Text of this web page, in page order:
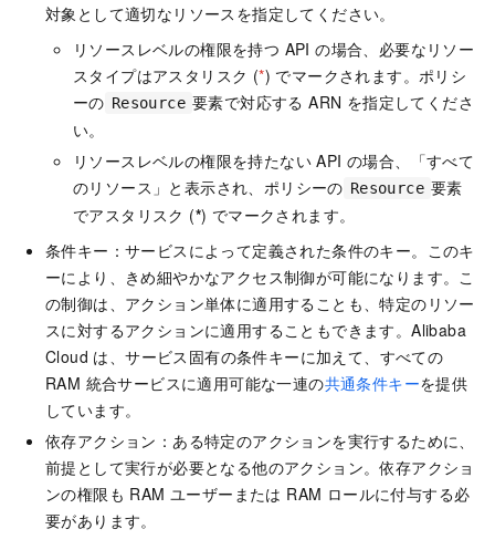
対象として適切なリソースを指定してください。
リソースレベルの権限を持つ API の場合、必要なリソー
スタイプはアスタリスク (*) でマークされます。ポリシ
ーの Resource 要素で対応する ARN を指定してくださ
い。
リソースレベルの権限を持たない API の場合、「すべて
のリソース」と表示され、ポリシーの Resource 要素
でアスタリスク (*) でマークされます。
条件キー：サービスによって定義された条件のキー。このキ
ーにより、きめ細やかなアクセス制御が可能になります。こ
の制御は、アクション単体に適用することも、特定のリソー
スに対するアクションに適用することもできます。Alibaba
Cloud は、サービス固有の条件キーに加えて、すべての
RAM 統合サービスに適用可能な一連の共通条件キーを提供
しています。
依存アクション：ある特定のアクションを実行するために、
前提として実行が必要となる他のアクション。依存アクショ
ンの権限も RAM ユーザーまたは RAM ロールに付与する必
要があります。